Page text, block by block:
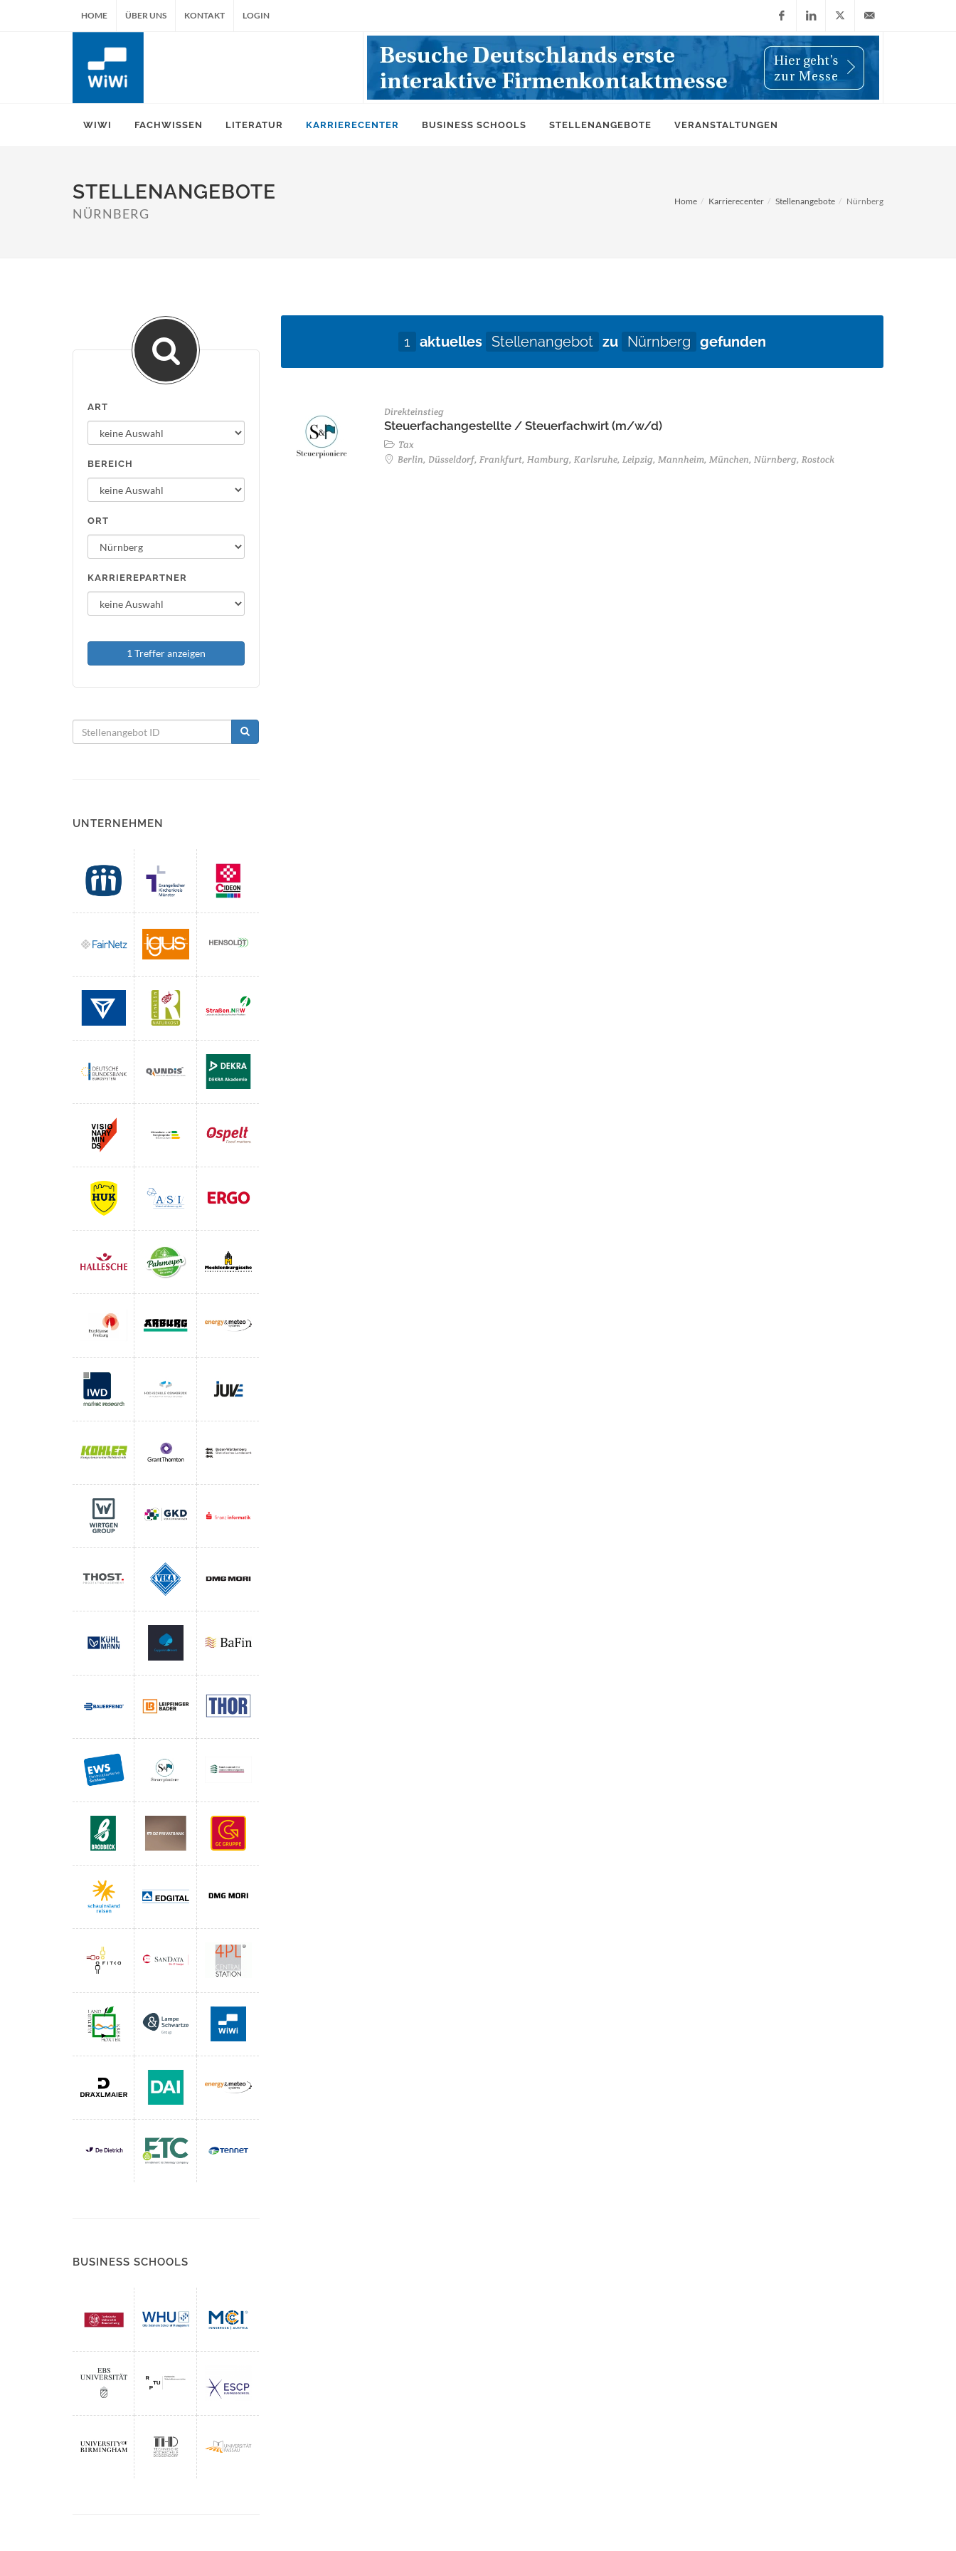
HOME ÜBER UNS KONTAKT LOGIN
FacebookLinkedIn
X
(Twitter)
info@wiwi-
WIWI FACHWISSEN LITERATUR KARRIERECENTER BUSINESS SCHOOLS STELLENANGEBOTE VERANSTALTUNGEN
STELLENANGEBOTE
NÜRNBERG
Home Karrierecenter Stellenangebote Nürnberg
ART
BEREICH
ORT
KARRIEREPARTNER
1 Treffer anzeigen
UNTERNEHMEN
BUSINESS SCHOOLS
1 aktuelles Stellenangebot zu Nürnberg gefunden
Direkteinstieg
Steuerfachangestellte / Steuerfachwirt (m/w/d)
Tax
Berlin, Düsseldorf, Frankfurt, Hamburg, Karlsruhe, Leipzig, Mannheim, München, Nürnberg, Rostock